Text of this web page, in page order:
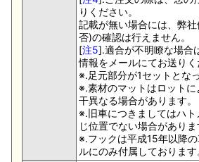
りください。
記載が無い場合には、弊
否)の確認は行えません。
[注5].適合が不明瞭な場合
情報をメールにてお送りく
※.足元部分が1セットとな
※.素材のマットはロット
干異なる場合があります。
※.旧車につきましてはハ
じ位置でない場合がありま
※.フックは平成15年以降
ルにのみ付属しております